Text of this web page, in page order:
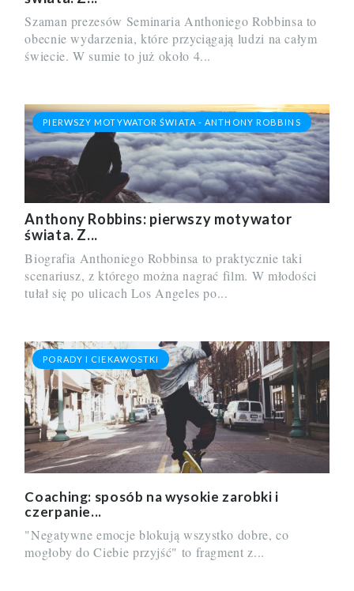
Szaman prezesów Seminaria Anthoniego Robbinsa to
obecnie wydarzenia, które przyciągają ludzi na całym
świecie. W sumie to już około 4...
PIERWSZY MOTYWATOR ŚWIATA - ANTHONY ROBBINS
Anthony Robbins: pierwszy motywator
świata. Z...
Biografia Anthoniego Robbinsa to praktycznie taki
scenariusz, z którego można nagrać film. W młodości
tułał się po ulicach Los Angeles po...
PORADY I CIEKAWOSTKI
Coaching: sposób na wysokie zarobki i
czerpanie...
"Negatywne emocje blokują wszystko dobre, co
mogłoby do Ciebie przyjść" to fragment z...